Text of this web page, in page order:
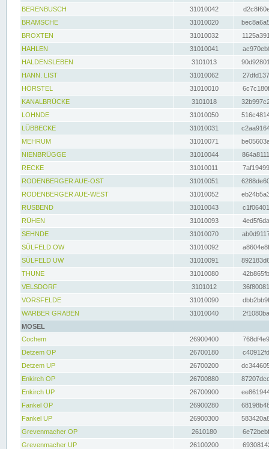
BERENBUSCH
31010042
BRAMSCHE
31010020
BROXTEN
31010032
HAHLEN
31010041
HALDENSLEBEN
3101013
HANN. LIST
31010062
HÖRSTEL
31010010
KANALBRÜCKE
3101018
LOHNDE
31010050
LÜBBECKE
31010031
MEHRUM
31010071
NIENBRÜGGE
31010044
RECKE
31010011
RODENBERGER AUE-OST
31010051
RODENBERGER AUE-WEST
31010052
RUSBEND
31010043
RÜHEN
31010093
SEHNDE
31010070
SÜLFELD OW
31010092
SÜLFELD UW
31010091
THUNE
31010080
VELSDORF
3101012
VORSFELDE
31010090
WARBER GRABEN
31010040
MOSEL
Cochem
26900400
Detzem OP
26700180
Detzem UP
26700200
Enkirch OP
26700880
Enkirch UP
26700900
Fankel OP
26900280
Fankel UP
26900300
Grevenmacher OP
2610180
Grevenmacher UP
26100200